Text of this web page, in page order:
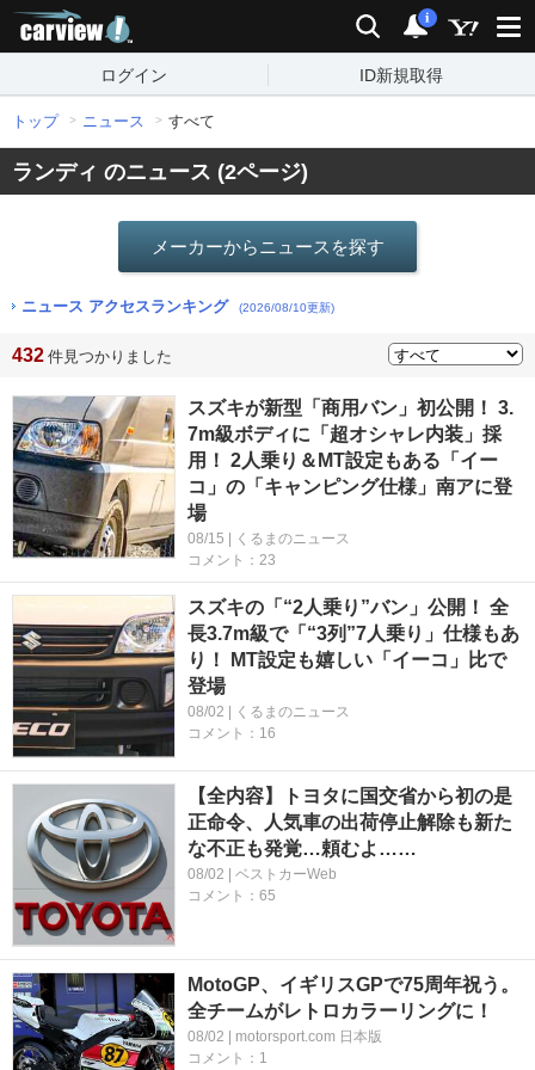
検索 通知
i
ログイン ID新規取得
トップ ニュース すべて
ランディ のニュース (2ページ)
メーカーからニュースを探す
ニュース アクセスランキング (2026/08/10更新)
432 件見つかりました
スズキが新型「商用バン」初公開！ 3.
7m級ボディに「超オシャレ内装」採
用！ 2人乗り＆MT設定もある「イー
コ」の「キャンピング仕様」南アに登
場
08/15 | くるまのニュース
コメント：23
スズキの「“2人乗り”バン」公開！ 全
長3.7m級で「“3列”7人乗り」仕様もあ
り！ MT設定も嬉しい「イーコ」比で
登場
08/02 | くるまのニュース
コメント：16
【全内容】トヨタに国交省から初の是
正命令、人気車の出荷停止解除も新た
な不正も発覚…頼むよ……
08/02 | ベストカーWeb
コメント：65
MotoGP、イギリスGPで75周年祝う。
全チームがレトロカラーリングに！
08/02 | motorsport.com 日本版
コメント：1